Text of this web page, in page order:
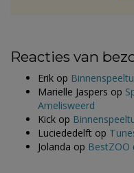
Reacties van
Erik op
Marielle Jaspers op
Amelisweerd
Kick op
Luciededelft op
Jolanda op BestZOO